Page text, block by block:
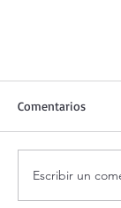
Evangelio
agosto
Comentarios
Escribir un